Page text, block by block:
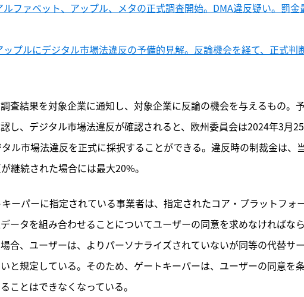
ルファベット、アップル、メタの正式調査開始。DMA違反疑い。罰金
ップルにデジタル市場法違反の予備的見解。反論機会を経て、正式判
査結果を対象企業に通知し、対象企業に反論の機会を与えるもの。
し、デジタル市場法違反が確認されると、欧州委員会は2024年3月
ル市場法違反を正式に採択することができる。違反時の制裁金は、
継続された場合には最大20%。
ーパーに指定されている事業者は、指定されたコア・プラットフォ
ータを組み合わせることについてユーザーの同意を求めなければな
合、ユーザーは、よりパーソナライズされていないが同等の代替サ
と規定している。そのため、ゲートキーパーは、ユーザーの同意を
ことはできなくなっている。